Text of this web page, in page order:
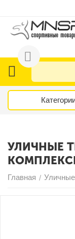
УЛИЧНЫЕ
Главная /